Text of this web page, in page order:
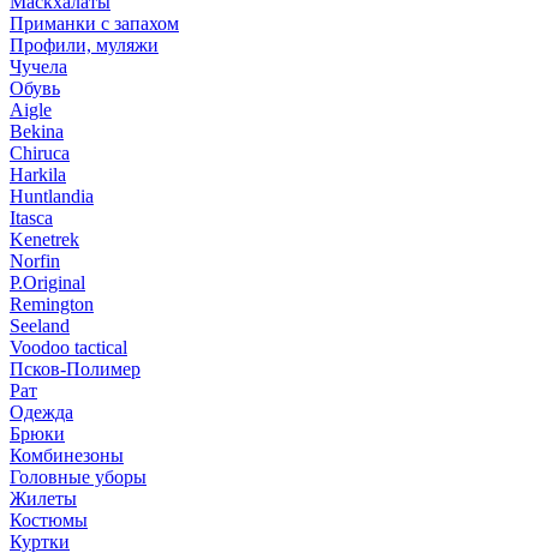
Приманки с запахом
Профили, муляжи
Чучела
Обувь
Aigle
Bekina
Chiruсa
Harkila
Huntlandia
Itasca
Kenetrek
Norfin
P.Original
Remington
Seeland
Voodoo tactical
Псков-Полимер
Рат
Одежда
Брюки
Комбинезоны
Головные уборы
Жилеты
Костюмы
Куртки